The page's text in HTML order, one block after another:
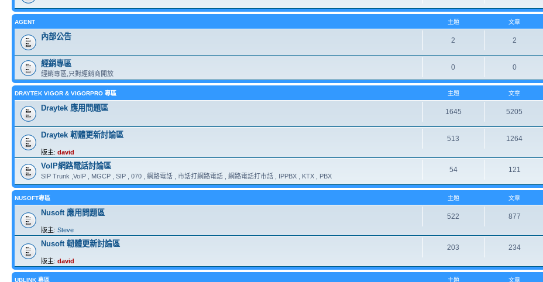
AGENT 主題 文章
內部公告 2 2
經銷專區
經銷專區,只對經銷商開放
0 0
DRAYTEK VIGOR & VIGORPRO 專區 主題 文章
Draytek 應用問題區 1645 5205
Draytek 軔體更新討論區
版主: david
513 1264
VoIP網路電話討論區
SIP Trunk ,VoIP , MGCP , SIP , 070 , 網路電話 , 市話打網路電話 , 網路電話打市話 , IPPBX , KTX , PBX
54 121
NUSOFT專區 主題 文章
Nusoft 應用問題區
版主: Steve
522 877
Nusoft 軔體更新討論區
版主: david
203 234
UBLINK 專區 主題 文章